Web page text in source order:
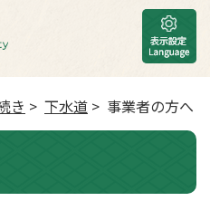
き > 下水道 > 事業者の方へ